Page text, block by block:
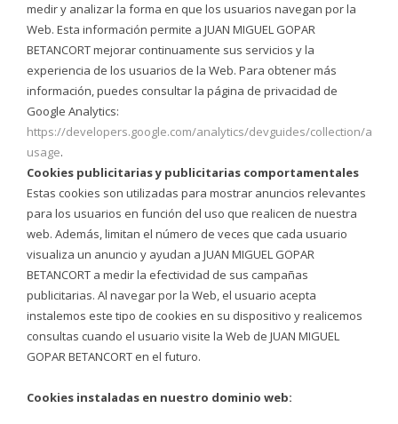
medir y analizar la forma en que los usuarios navegan por la
Web. Esta información permite a JUAN MIGUEL GOPAR
BETANCORT mejorar continuamente sus servicios y la
experiencia de los usuarios de la Web. Para obtener más
información, puedes consultar la página de privacidad de
Google Analytics:
https://developers.google.com/analytics/devguides/collection/
usage.
Cookies publicitarias y publicitarias comportamentales
Estas cookies son utilizadas para mostrar anuncios relevantes
para los usuarios en función del uso que realicen de nuestra
web. Además, limitan el número de veces que cada usuario
visualiza un anuncio y ayudan a JUAN MIGUEL GOPAR
BETANCORT a medir la efectividad de sus campañas
publicitarias. Al navegar por la Web, el usuario acepta
instalemos este tipo de cookies en su dispositivo y realicemos
consultas cuando el usuario visite la Web de JUAN MIGUEL
GOPAR BETANCORT en el futuro.
Cookies instaladas en nuestro dominio web: